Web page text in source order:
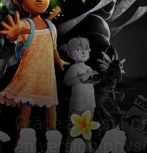
Jeux Video news Consoles PS5
Grâce à Just
en version